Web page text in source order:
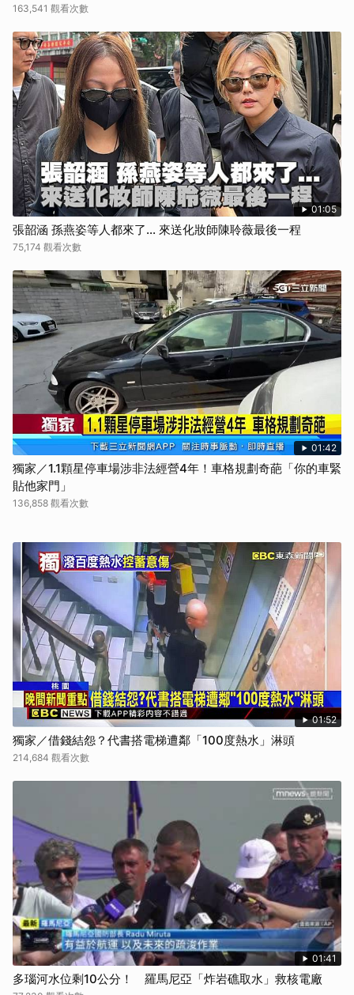
163,541 觀看次數
01:05
張韶涵 孫燕姿等人都來了... 來送化妝師陳聆薇最後一程
75,174 觀看次數
01:42
獨家／1.1顆星停車場涉非法經營4年！車格規劃奇葩「你的車緊
貼他家門」
136,858 觀看次數
01:52
獨家／借錢結怨？代書搭電梯遭鄰「100度熱水」淋頭
214,684 觀看次數
01:41
多瑙河水位剩10公分！ 羅馬尼亞「炸岩礁取水」救核電廠